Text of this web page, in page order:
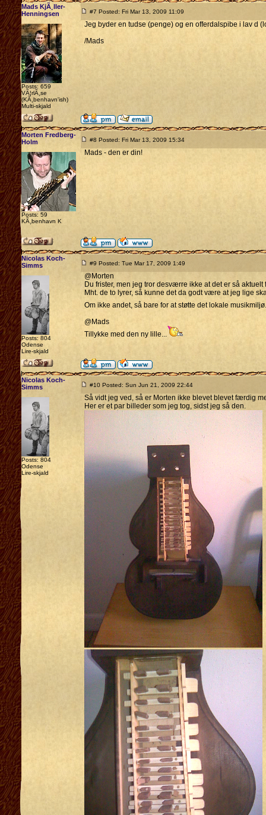
Mads KjÃ¸ller-
Henningsen
Posts: 659
VÃ¦rlÃ¸se
(KÃ¸benhavn'ish)
Multi-skjald
#7 Posted: Fri Mar 13, 2009 11:09
Jeg byder en tudse (penge) og en offerdalspibe i lav d
/Mads
Morten Fredberg-
Holm
Posts: 59
KÃ¸benhavn K
#8 Posted: Fri Mar 13, 2009 15:34
Mads - den er din!
Nicolas Koch-
Simms
Posts: 804
Odense
Lire-skjald
#9 Posted: Tue Mar 17, 2009 1:49
@Morten
Du frister, men jeg tror desværre ikke at det er så aktuelt
Mht. de to lyrer, så kunne det da godt være at jeg lige
Om ikke andet, så bare for at støtte det lokale
@Mads
Tillykke med den ny lille...
Nicolas Koch-
Simms
Posts: 804
Odense
Lire-skjald
#10 Posted: Sun Jun 21, 2009 22:44
Så vidt jeg ved, så er Morten ikke blevet blevet færdig
Her er et par billeder som jeg tog, sidst jeg så den.